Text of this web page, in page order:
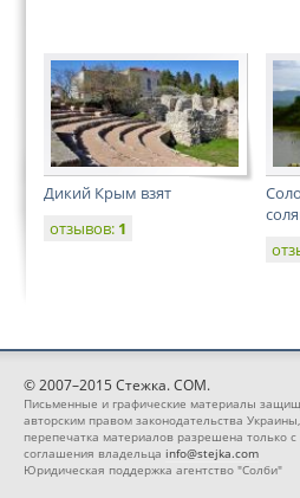
Дикий Крым взят
отзывов: 1
© 2007–2015 Стежка. COM.
Письменные и графические материалы
авторским правом законодательства Украины,
перепечатка материалов разрешена только с
соглашения владельца info@stejka.com
Юридическая поддержка агентство "Солби"